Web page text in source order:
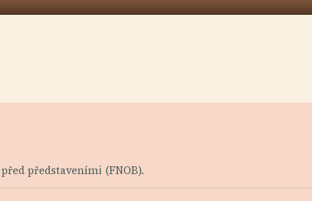
představeními (FNOB).